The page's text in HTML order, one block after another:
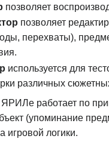
позволяет
позволяет
перехваты),
используется для
различных
работает по
(упоминание
игровой логики.